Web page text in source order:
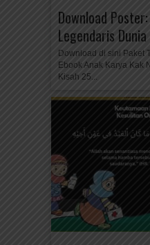
Download
Legendaris Dunia
Download di sini Paket
Ebook Anak Karya Kak
Kisah 25...